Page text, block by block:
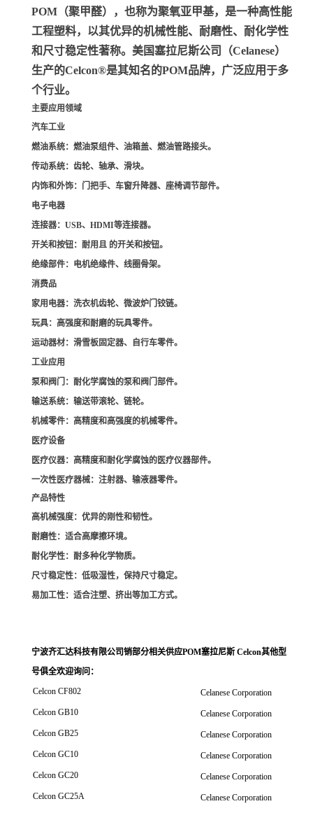
POM（聚甲醛）
，也称为聚氧亚甲基，是一种高性能
工程塑料，以其优异的机械性能、耐磨性、耐化学性
和尺寸稳定性著称。美国塞拉尼斯公司（Celanese）
生产的Celcon®是其知名的POM品牌，广泛应用于多
个行业。
主要应用领域
汽车工业
燃油系统：燃油泵组件、油箱盖、燃油管路接头。
传动系统：齿轮、轴承、滑块。
内饰和外饰：门把手、车窗升降器、座椅调节部件。
电子电器
连接器：USB、HDMI等连接器。
开关和按钮：耐用且 的开关和按钮。
绝缘部件：电机绝缘件、线圈骨架。
消费品
家用电器：洗衣机齿轮、微波炉门铰链。
玩具：高强度和耐磨的玩具零件。
运动器材：滑雪板固定器、自行车零件。
工业应用
泵和阀门 ：耐化学腐蚀的泵和阀门部件。
输送系统：输送带滚轮、链轮。
机械零件：高精度和高强度的机械零件。
医疗设备
医疗仪器：高精度和耐化学腐蚀的医疗仪器部件。
一次性医疗器械：注射器、输液器零件。
产品特性
高机械强度：优异的刚性和韧性。
耐磨性：适合高摩擦环境。
耐化学性：耐多种化学物质。
尺寸稳定性：低吸湿性，保持尺寸稳定。
易加工性：适合注塑、挤出等加工方式。
宁波齐汇达科技有限公司销部分相关供应POM塞拉尼斯 Celcon其他型
号俱全欢迎询问 ：
Celcon CF802
Celanese Corporation
Celcon GB10
Celanese Corporation
Celcon GB25
Celanese Corporation
Celcon GC10
Celanese Corporation
Celcon GC20
Celanese Corporation
Celcon GC25A
Celanese Corporation